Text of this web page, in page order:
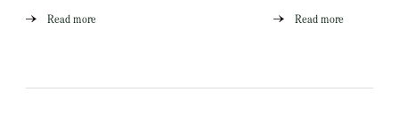
Read more Read more